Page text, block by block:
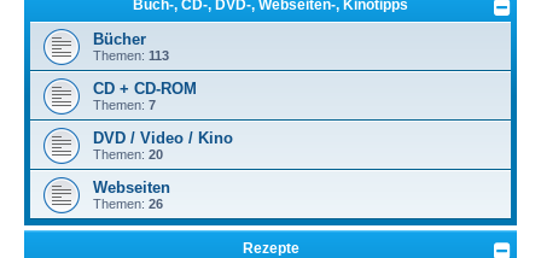
Buch-, CD-, DVD-, Webseiten-, Kinotipps
Bücher
Themen: 113
CD + CD-ROM
Themen: 7
DVD / Video / Kino
Themen: 20
Webseiten
Themen: 26
Rezepte